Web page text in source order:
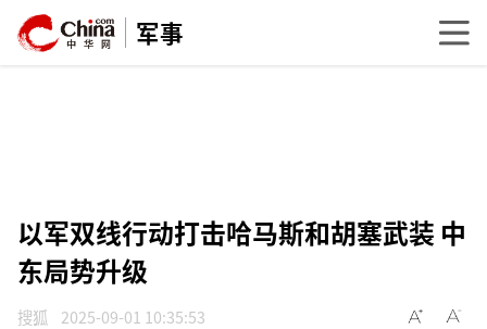
军事
以军双线行动打击哈马斯和胡塞武装 中
东局势升级
搜狐 2025-09-01 10:35:53